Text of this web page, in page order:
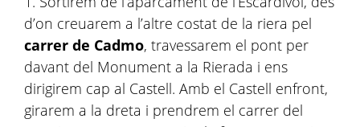
d’on creuarem a l’altre costat de la riera pel
carrer de Cadmo, travessarem el pont per
davant del Monument a la Rierada i ens
dirigirem cap al Castell. Amb el Castell enfront,
girarem a la dreta i prendrem el carrer del